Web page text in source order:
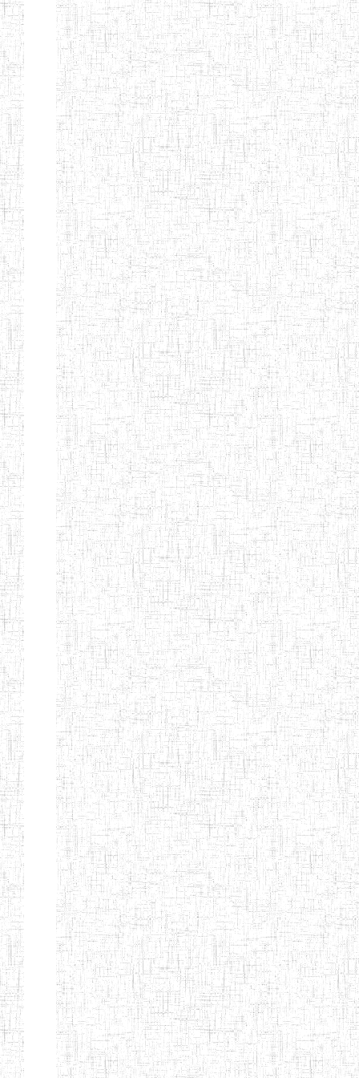
TTC TATUM
ST PIUS X
TECHNICAL
TEACHER
TRAINING
COLLEGE
TATUM
01/08/2000 ENIET
NIGHTINGALE
TEACHER
TRAINING
COLLEGE
20/08/2013 ENIEG
CHRIST THE
KING TEACHER
TRAINING
COLLEGE
04/08/2010 ENIEG
ITCIG SENTTI 14/02/2007 ENIEG
CAMEROON
INCLUSIVE
SPECIAL
EDUCATION
TEACHERS'
TRAINING AND
EMPOWERMENT
PROGRAMME
(CISETTEP)
27/08/2015 ENIEG
ALBERT
TEACHERS'
TRAINING
INSTITUTE
CAMEROUN
(A.T.T.I.C)
27/08/2015 ENIEG
NACHO
TECHNICAL
TEACHER
TRAINING
INSTITUTE
12/08/2010 ENIET
SAINT
28/12/2007 ENIEG